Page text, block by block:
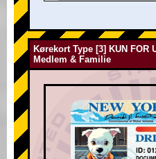
Kørekort Type [3] KUN
Medlem & Familie